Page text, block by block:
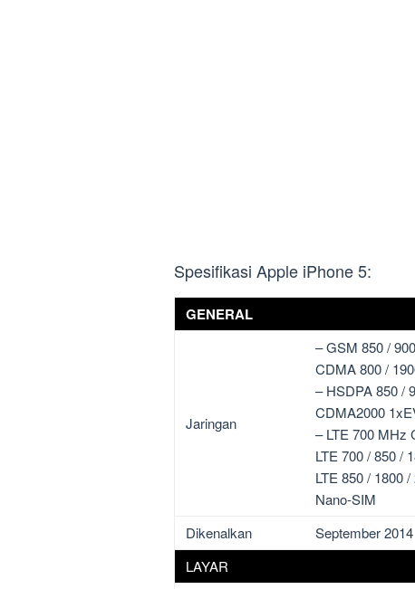
Spesifikasi Apple iPhone 5:
GENERAL
Jaringan
– GSM 850 /
CDMA 800 /
– HSDPA 850 /
CDMA2000
– LTE 700 MHz
LTE 700 / 850 /
LTE 850 / 1800
Nano-SIM
Dikenalkan
September 2014
LAYAR